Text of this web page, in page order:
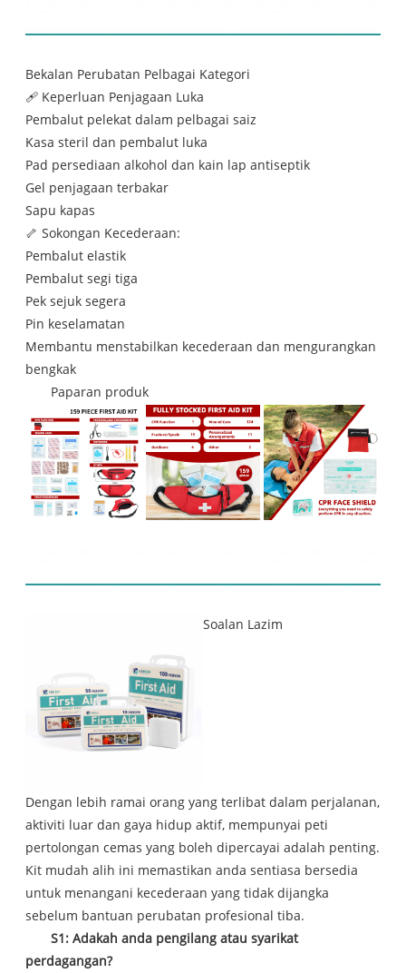
Bekalan Perubatan Pelbagai Kategori
🩹 Keperluan Penjagaan Luka
Pembalut pelekat dalam pelbagai saiz
Kasa steril dan pembalut luka
Pad persediaan alkohol dan kain lap antiseptik
Gel penjagaan terbakar
Sapu kapas
🦴 Sokongan Kecederaan:
Pembalut elastik
Pembalut segi tiga
Pek sejuk segera
Pin keselamatan
Membantu menstabilkan kecederaan dan mengurangkan
bengkak
Paparan produk
Soalan Lazim
Dengan lebih ramai orang yang terlibat dalam perjalanan,
aktiviti luar dan gaya hidup aktif, mempunyai peti
pertolongan cemas yang boleh dipercayai adalah penting.
Kit mudah alih ini memastikan anda sentiasa bersedia
untuk menangani kecederaan yang tidak dijangka
sebelum bantuan perubatan profesional tiba.
S1: Adakah anda pengilang atau syarikat
perdagangan?